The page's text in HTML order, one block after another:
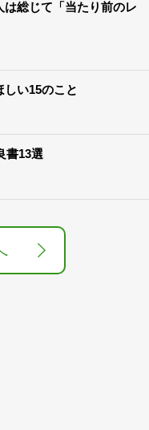
総じて「当たり前のレ
い15のこと
書13選